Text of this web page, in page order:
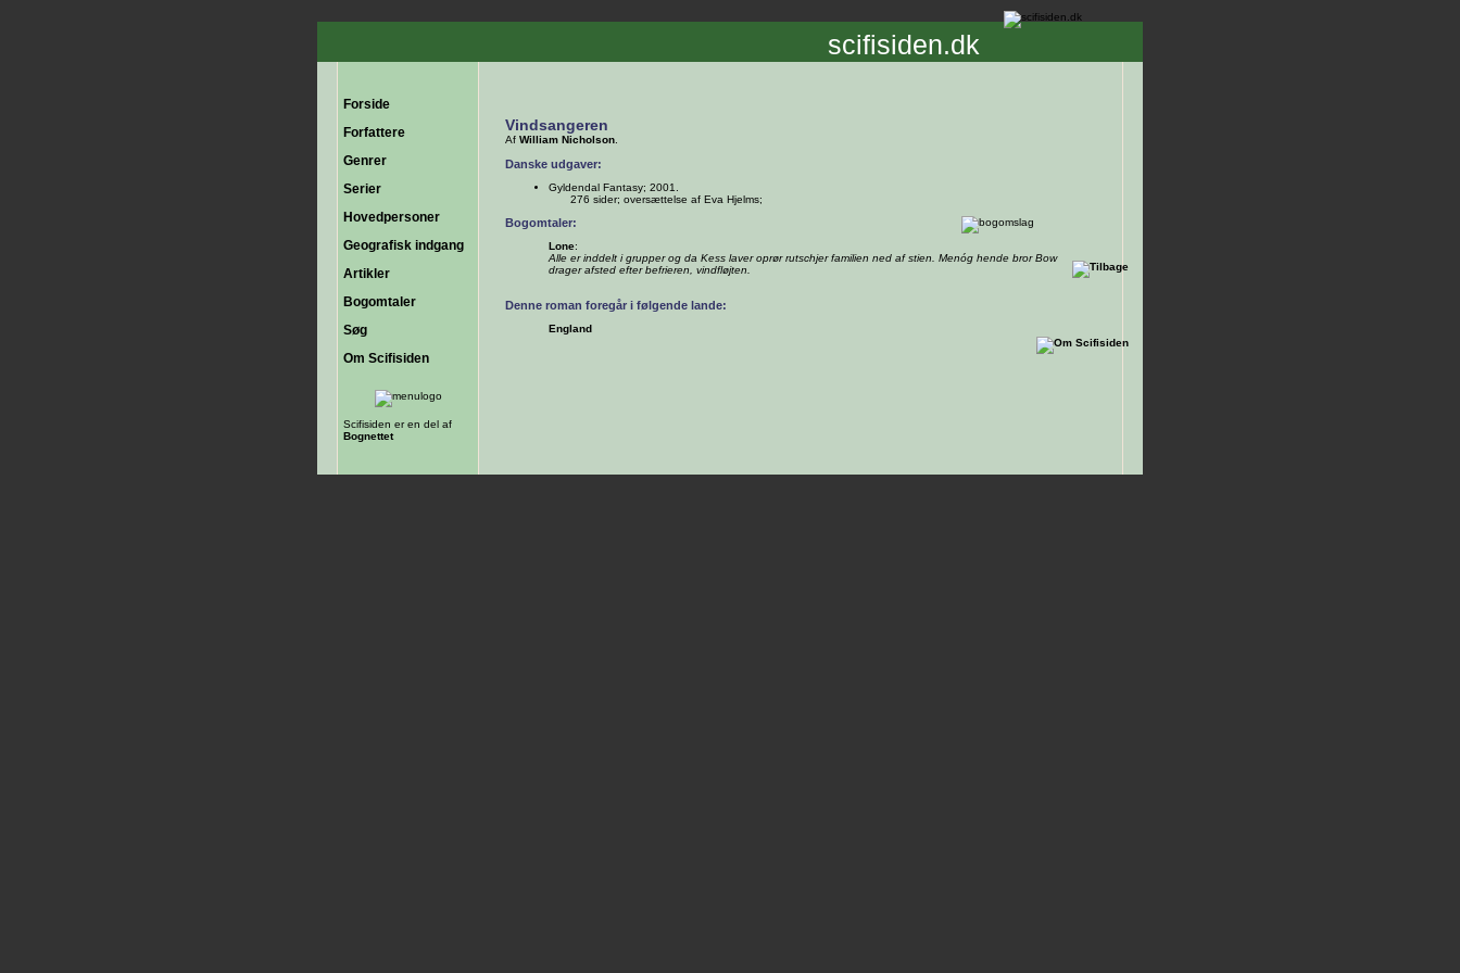
Forside
Forfattere
Genrer
Serier
Hovedpersoner
Geografisk indgang
Artikler
Bogomtaler
Søg
Om Scifisiden
Scifisiden er en del af
Bognettet
Vindsangeren
Af William Nicholson
Danske udgaver:
Gyldendal Fantasy; 2001.
276 sider; oversættelse af Eva Hjelms;
Bogomtaler:
Lone:
Alle er inddelt i grupper og da Kess laver oprør rutschjer familien ned af stien. Menóg hende bror Bow
drager afsted efter befrieren, vindfløjten.
Denne roman foregår i følgende lande:
England
scifisiden.dk